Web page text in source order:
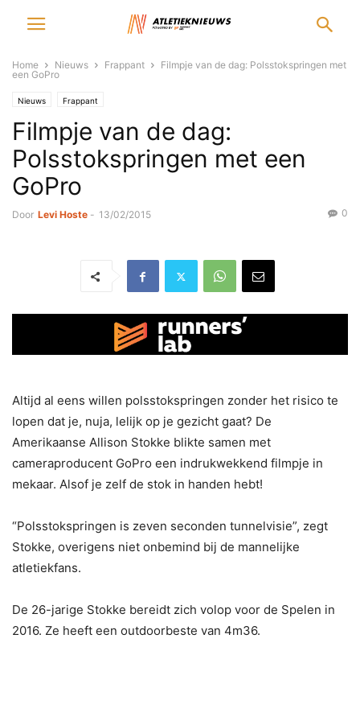
Home Nieuws Frappant
Filmpje van de dag: Polsstokspringen met
een GoPro
Nieuws Frappant
Filmpje van de dag:
Polsstokspringen met een
GoPro
Door Levi Hoste - 13/02/2015 0
Altijd al eens willen polsstokspringen zonder het risico te
lopen dat je, nuja, lelijk op je gezicht gaat? De
Amerikaanse Allison Stokke blikte samen met
cameraproducent GoPro een indrukwekkend filmpje in
mekaar. Alsof je zelf de stok in handen hebt!
“Polsstokspringen is zeven seconden tunnelvisie”, zegt
Stokke, overigens niet onbemind bij de mannelijke
atletiekfans.
De 26-jarige Stokke bereidt zich volop voor de Spelen in
2016. Ze heeft een outdoorbeste van 4m36.